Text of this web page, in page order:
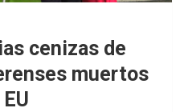
cenizas de
muertos